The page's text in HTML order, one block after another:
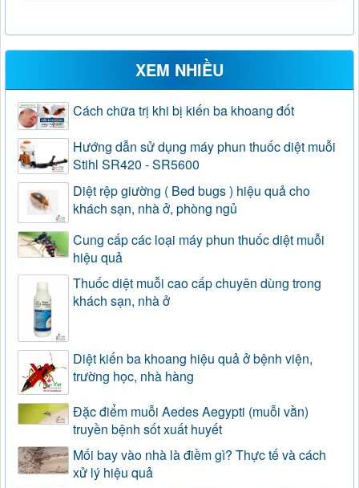
XEM NHIỀU
Cách chữa trị khi bị kiến ba khoang đốt
Hướng dẫn sử dụng máy phun thuốc diệt muỗi
Stihl SR420 - SR5600
Diệt rệp giường ( Bed bugs ) hiệu quả cho
khách sạn, nhà ở, phòng ngủ
Cung cấp các loại máy phun thuốc diệt muỗi
hiệu quả
Thuốc diệt muỗi cao cấp chuyên dùng trong
khách sạn, nhà ở
Diệt kiến ba khoang hiệu quả ở bệnh viện,
trường học, nhà hàng
Đặc điểm muỗi Aedes Aegypti (muỗi vằn)
truyền bệnh sốt xuất huyết
Mối bay vào nhà là điềm gì? Thực tế và cách
xử lý hiệu quả